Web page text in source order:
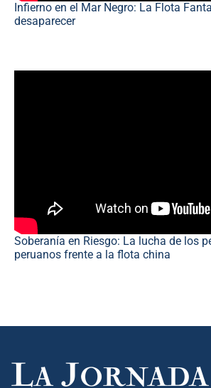
Infierno en el Mar Negro: La Flota
desaparecer
Soberanía en Riesgo: La lucha de los
peruanos frente a la flota china